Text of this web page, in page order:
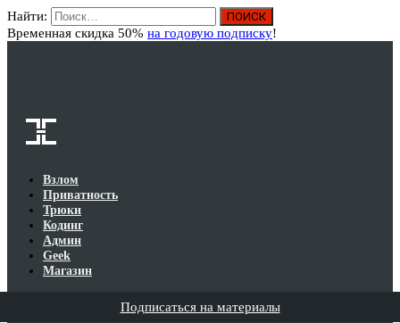
Найти:
Временная скидка 50% на годовую подписку!
Взлом
Приватность
Трюки
Кодинг
Админ
Geek
Магазин
Подписаться на материалы